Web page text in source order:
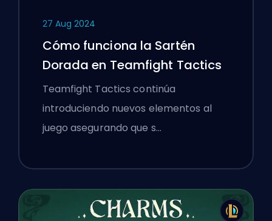
27 Aug 2024
Cómo funciona la Sartén
Dorada en Teamfight Tactics
Teamfight Tactics continúa
introduciendo nuevos elementos al
juego asegurando que s…